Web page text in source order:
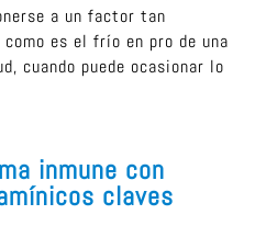
a un factor tan
es el frío en pro de una
cuando puede ocasionar lo
inmune con
claves